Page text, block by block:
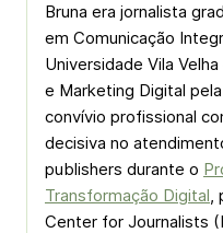
Bruna era jornalista
em Comunicação
Universidade Vila
e Marketing Digital
convívio profissional
decisiva no
publishers durante o
Transformação Digital,
Center for Journalists